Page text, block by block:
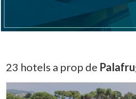
Verificar
23 hotels a prop de